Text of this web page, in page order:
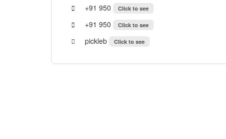
+91 950 Click to see
+91 950 Click to see
pickleb Click to see